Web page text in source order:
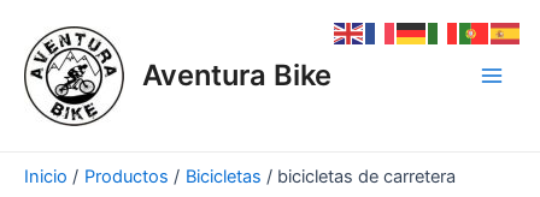
contenido
Aventura Bike
Main
Inicio Productos Bicicletas bicicletas de carretera